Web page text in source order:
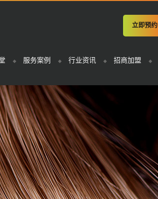
立即预约
服务案例 行业资讯 招商加盟